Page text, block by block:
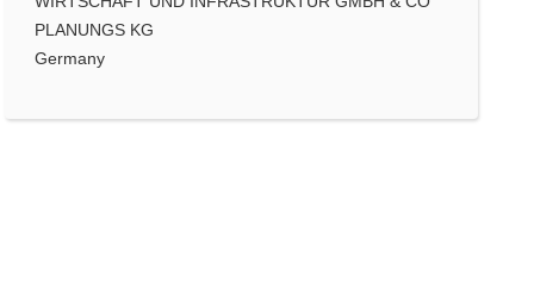
PLANUNGS KG
Germany